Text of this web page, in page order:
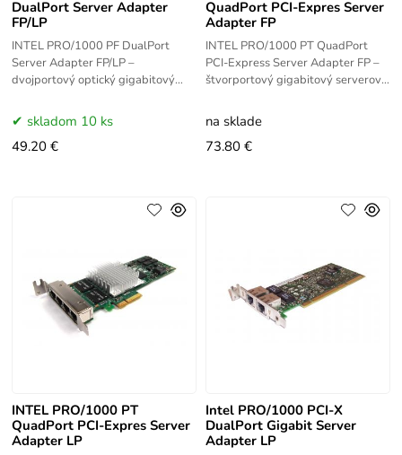
DualPort Server Adapter
FP/LP
INTEL PRO/1000 PF DualPort
Server Adapter FP/LP –
dvojportový optický gigabitový
konektormi a PCI Express
rozhraním. Dodávaný s
skladom 10 ks
49.20 €
QuadPort PCI-Expres Server
Adapter FP
INTEL PRO/1000 PT QuadPort
PCI-Express Server Adapter FP –
štvorportový gigabitový serverový
PCI Express vo full-profile
na sklade
73.80 €
INTEL PRO/1000 PT
QuadPort PCI-Expres Server
Adapter LP
Intel PRO/1000 PCI-X
DualPort Gigabit Server
Adapter LP